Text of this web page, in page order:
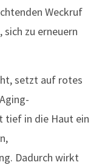
Weckruf
zu erneuern
setzt auf rotes
tief in die Haut ein
Dadurch wirkt